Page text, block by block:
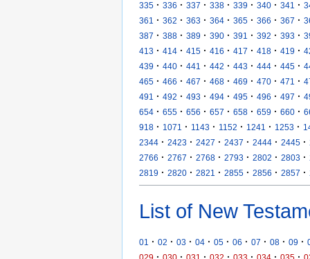
335 · 336 · 337 · 338 · 339 · 340 · 341 ·
361
· 362 · 363 · 364 · 365 · 366 · 367 ·
387 · 388 · 389 · 390 · 391 · 392 · 393 ·
413 · 414 · 415 · 416 · 417 · 418 · 419 ·
439 · 440 · 441 · 442 · 443 · 444 · 445 ·
465 · 466 · 467 · 468 · 469 · 470 · 471 ·
491
· 492 · 493 · 494 · 495 · 496 · 497 ·
654 · 655 · 656 · 657 · 658 · 659 · 660 ·
918 · 1071 · 1143 · 1152 · 1241 · 1253 ·
2344 · 2423 · 2427 · 2437 · 2444 · 2445 ·
2766 · 2767 · 2768 · 2793 · 2802 · 2803 ·
2819 · 2820 · 2821 · 2855 · 2856 · 2857 ·
List of New
01 · 02 · 03 · 04 · 05 · 06 · 07 · 08 · 09 ·
029
030 031 032 033 034 035